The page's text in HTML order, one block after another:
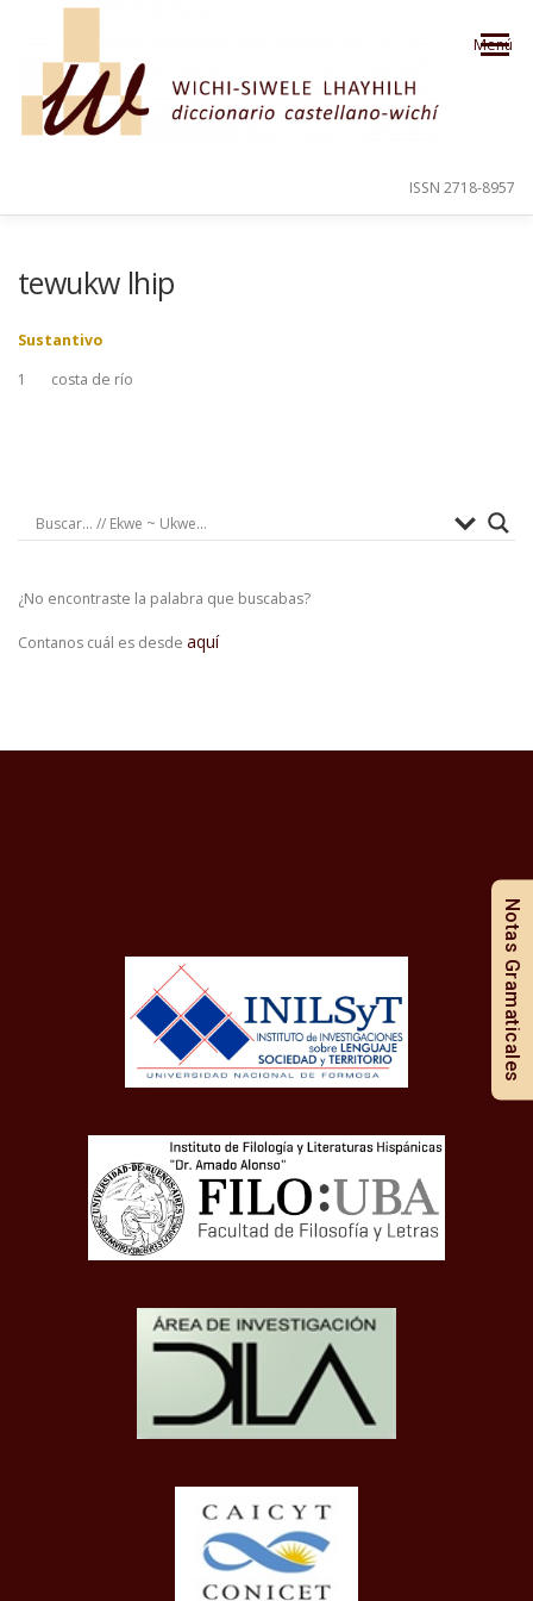
Saltar al contenido
Menú
ORDEN ALFABÉTICO
ISSN 2718-8957
tewukw lhip
Sustantivo
1
costa de río
¿No encontraste la palabra que buscabas?
Contanos cuál es desde aquí
Notas Gramaticales